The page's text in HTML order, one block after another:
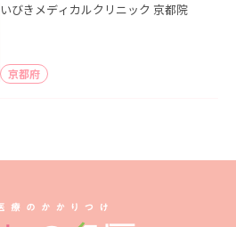
いびきメディカルクリニック 京都院
京都府